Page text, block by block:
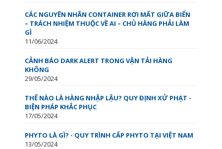
CÁC NGUYÊN NHÂN CONTAINER RƠI MẤT GIỮA BIỂN
– TRÁCH NHIỆM THUỘC VỀ AI – CHỦ HÀNG PHẢI LÀM
GÌ
11/06/2024
CẢNH BÁO DARK ALERT TRONG VẬN TẢI HÀNG
KHÔNG
29/05/2024
THẾ NÀO LÀ HÀNG NHẬP LẬU? QUY ĐỊNH XỬ PHẠT -
BIỆN PHÁP KHẮC PHỤC
17/05/2024
PHYTO LÀ GÌ? - QUY TRÌNH CẤP PHYTO TẠI VIỆT NAM
13/05/2024